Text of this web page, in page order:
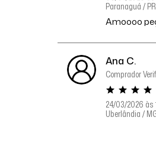
Paranaguá / PR
Amoooo
Ana C.
Comprador
24/03/2026 às
Uberlândia /